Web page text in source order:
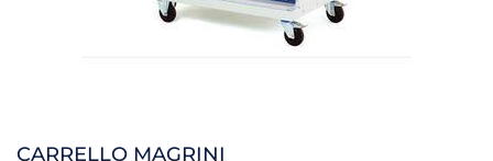
CARRELLO MAGRINI